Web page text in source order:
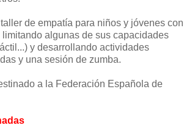
de empatía para niños y jóvenes con
algunas de sus capacidades
y desarrollando actividades
y una sesión de zumba.
a la Federación Española de